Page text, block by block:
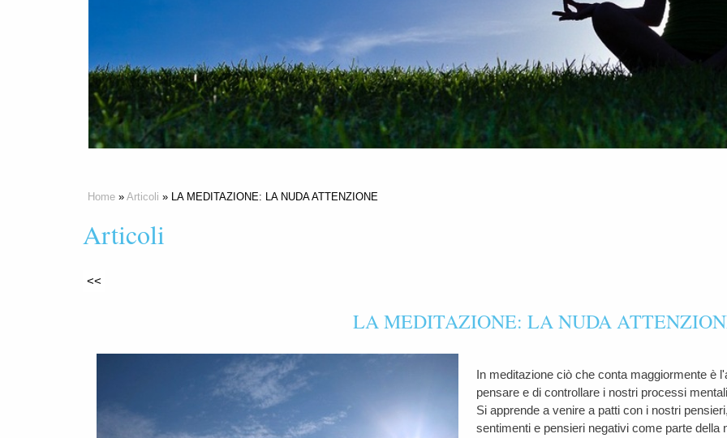
Home » Articoli » LA MEDITAZIONE: LA NUDA ATTENZIONE
Articoli
<<
LA MEDITAZIONE: LA NUDA
In meditazione ciò che conta maggiormente è
pensare e di controllare i nostri processi
Si apprende a venire a patti con i nostri
sentimenti e pensieri negativi come parte